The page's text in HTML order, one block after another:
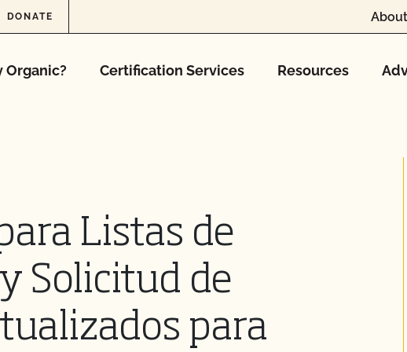
DONATE
Organic? Certification Services Resources
Listas de
Solicitud de
para